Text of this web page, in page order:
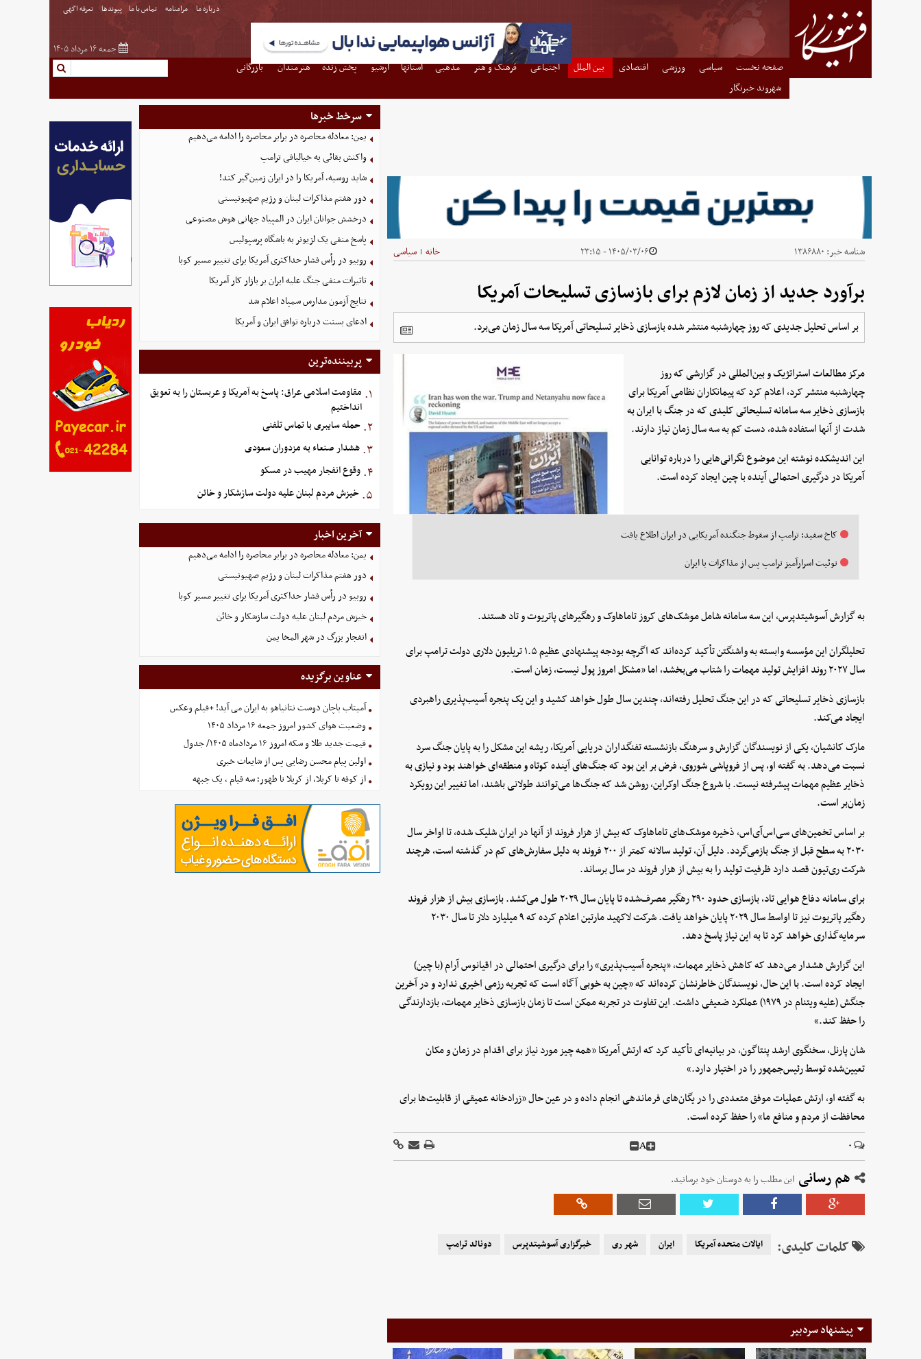
درباره ما مرامنامه تماس با ما پیوندها تعرفه اگهی
جمعه ۱۶ مرداد ۱۴۰۵
صفحه نخست سیاسی ورزشی اقتصادی بین الملل اجتماعی فرهنگ و هنر مذهبی استانها آرشیو پخش زنده هنرمندان
بازرگانی
شهروند خبرنگار
شناسه خبر: ۱۳۸۶۸۸۰ ۱۴۰۵/۰۳/۰۶ - ۲۳:۱۵ خانه | سیاسی
برآورد جدید از زمان لازم برای بازسازی تسلیحات آمریکا
بر اساس تحلیل جدیدی که روز چهارشنبه منتشر شده بازسازی ذخایر تسلیحاتی آمریکا سه سال زمان می‌برد.
مرکز مطالعات استراتژیک و بین‌المللی در گزارشی که روز
چهارشنبه منتشر کرد، اعلام کرد که پیمانکاران نظامی آمریکا برای
بازسازی ذخایر سه سامانه تسلیحاتی کلیدی که در جنگ با ایران به
شدت از آنها استفاده شده، دست کم به سه سال زمان نیاز دارند.
این اندیشکده نوشته این موضوع نگرانی‌هایی را درباره توانایی
آمریکا در درگیری احتمالی آینده با چین ایجاد کرده است.
کاخ سفید: ترامپ از سقوط جنگنده آمریکایی در ایران اطلاع یافت
توئیت‌ اسرارآمیز ترامپ پس از مذاکرات با ایران
به گزارش آسوشیتدپرس، این سه سامانه شامل موشک‌های کروز تاماهاوک و رهگیرهای پاتریوت و تاد هستند.
تحلیلگران این مؤسسه وابسته به واشنگتن تأکید کرده‌اند که اگرچه بودجه پیشنهادی عظیم ۱.۵ تریلیون دلاری دولت ترامپ برای
سال ۲۰۲۷ روند افزایش تولید مهمات را شتاب می‌بخشد، اما «مشکل امروز پول نیست، زمان است.
بازسازی ذخایر تسلیحاتی که در این جنگ تحلیل رفته‌اند، چندین سال طول خواهد کشید و این یک پنجره آسیب‌پذیری راهبردی
ایجاد می‌کند.
مارک کانشیان، یکی از نویسندگان گزارش و سرهنگ بازنشسته تفنگداران دریایی آمریکا، ریشه این مشکل را به پایان جنگ سرد
نسبت می‌دهد. به گفته او، پس از فروپاشی شوروی، فرض بر این بود که جنگ‌های آینده کوتاه و منطقه‌ای خواهند بود و نیازی به
ذخایر عظیم مهمات پیشرفته نیست. با شروع جنگ اوکراین، روشن شد که جنگ‌ها می‌توانند طولانی باشند، اما تغییر این رویکرد
زمان‌بر است.
بر اساس تخمین‌های سی‌اس‌آی‌اس، ذخیره موشک‌های تاماهاوک که بیش از هزار فروند از آنها در ایران شلیک شده، تا اواخر سال
۲۰۳۰ به سطح قبل از جنگ بازمی‌گردد. دلیل آن، تولید سالانه کمتر از ۲۰۰ فروند به دلیل سفارش‌های کم در گذشته است، هرچند
شرکت ری‌تیون قصد دارد ظرفیت تولید را به بیش از هزار فروند در سال برساند.
برای سامانه دفاع هوایی تاد، بازسازی حدود ۲۹۰ رهگیر مصرف‌شده تا پایان سال ۲۰۲۹ طول می‌کشد. بازسازی بیش از هزار فروند
رهگیر پاتریوت نیز تا اواسط سال ۲۰۲۹ پایان خواهد یافت. شرکت لاکهید مارتین اعلام کرده که ۹ میلیارد دلار تا سال ۲۰۳۰
سرمایه‌گذاری خواهد کرد تا به این نیاز پاسخ دهد.
این گزارش هشدار می‌دهد که کاهش ذخایر مهمات، «پنجره آسیب‌پذیری» را برای درگیری احتمالی در اقیانوس آرام (با چین)
ایجاد کرده است. با این حال، نویسندگان خاطرنشان کرده‌اند که «چین به خوبی آگاه است که تجربه رزمی اخیری ندارد و در آخرین
جنگش (علیه ویتنام در ۱۹۷۹) عملکرد ضعیفی داشت. این تفاوت در تجربه ممکن است تا زمان بازسازی ذخایر مهمات، بازدارندگی
را حفظ کند.»
شان پارنل، سخنگوی ارشد پنتاگون، در بیانیه‌ای تأکید کرد که ارتش آمریکا «همه چیز مورد نیاز برای اقدام در زمان و مکان
تعیین‌شده توسط رئیس‌جمهور را در اختیار دارد.»
به گفته او، ارتش عملیات موفق متعددی را در یگان‌های فرماندهی انجام داده و در عین حال «زرادخانه عمیقی از قابلیت‌ها برای
محافظت از مردم و منافع ما» را حفظ کرده است.
۰ A
هم رسانی این مطلب را به دوستان خود برسانید.
کلمات کلیدی: ایالات متحده آمریکا ایران شهر ری خبرگزاری آسوشیتدپرس دونالد ترامپ
پیشنهاد سردبیر
سرخط خبرها
یمن: معادله محاصره در برابر محاصره را ادامه می‌دهیم
واکنش بقائی به خیالبافی ترامپ
شاید روسیه، آمریکا را در ایران زمین‌گیر کند!
دور هفتم مذاکرات لبنان و رژیم صهیونیستی
درخشش جوانان ایران در المپیاد جهانی هوش مصنوعی
پاسخ منفی یک لژیونر به باشگاه پرسپولیس
روبیو در رأس فشار حداکثری آمریکا برای تغییر مسیر کوبا
تاثیرات منفی جنگ علیه ایران بر بازار کار آمریکا
نتایج آزمون مدارس سمپاد اعلام شد
ادعای بسنت درباره توافق ایران و آمریکا
پربیننده‌ترین
۱. مقاومت اسلامی عراق: پاسخ به آمریکا و عربستان را به تعویق
انداختیم
۲. حمله سایبری با تماس تلفنی
۳. هشدار صنعاء به مزدوران سعودی
۴. وقوع انفجار مهیب در مسکو
۵. خیزش مردم لبنان علیه دولت سازشکار و خائن
آخرین اخبار
یمن: معادله محاصره در برابر محاصره را ادامه می‌دهیم
دور هفتم مذاکرات لبنان و رژیم صهیونیستی
روبیو در رأس فشار حداکثری آمریکا برای تغییر مسیر کوبا
خیزش مردم لبنان علیه دولت سازشکار و خائن
انفجار بزرگ در شهر المخا یمن
عناوین برگزیده
آمیتاب باچان دوست نتانیاهو به ایران می آید! +فیلم وعکس
وضعیت هوای کشور امروز جمعه ۱۶ مرداد ۱۴۰۵
قیمت جدید طلا و سکه امروز ۱۶ مردادماه ۱۴۰۵/ جدول
اولین پیام محسن رضایی پس از شایعات خبری
از کوفه تا کربلا، از کربلا تا ظهور؛ سه قیام ، یک جبهه